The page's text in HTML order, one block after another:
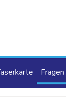
2nd level